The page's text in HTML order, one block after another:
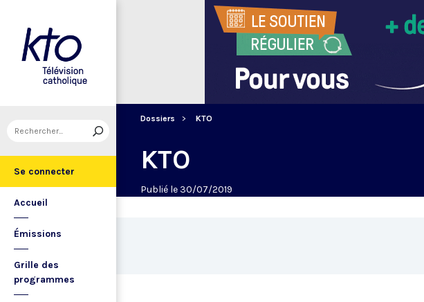
Se connecter
Accueil
Émissions
Grille des
programmes
Dossiers KTO
KTO
Publié le 30/07/2019